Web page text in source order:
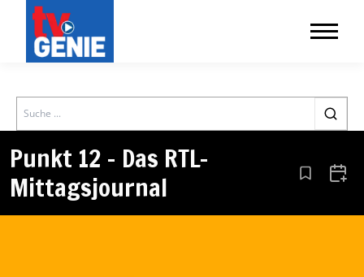
Search
Punkt 12 – Das RTL-
Mittagsjournal
Aus den